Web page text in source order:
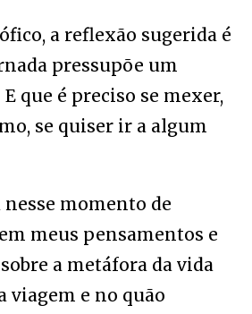
a reflexão sugerida é
pressupõe um
que é preciso se mexer,
se quiser ir a algum
nesse momento de
meus pensamentos e
a metáfora da vida
viagem e no quão